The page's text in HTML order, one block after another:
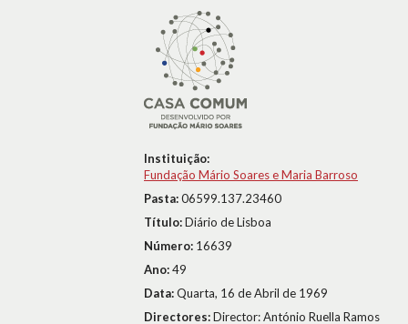
Instituição:
Fundação Mário Soares e Maria Barroso
Pasta:06599.137.23460
Título:Diário de Lisboa
Número: 16639
Ano:49
Data:Quarta, 16 de Abril de 1969
Directores:Director: António Ruella Ramos